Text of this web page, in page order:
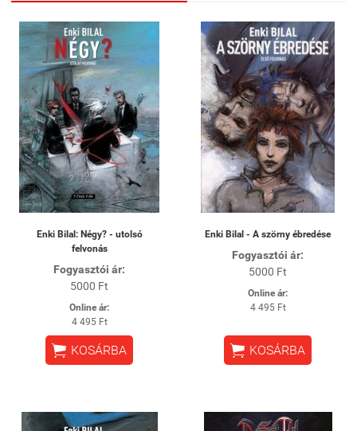
Enki Bilal: Négy? - utolsó
felvonás
Fogyasztói ár:
5000 Ft
Online ár:
4 495 Ft
 KOSÁRBA
Enki Bilal - A szörny ébredése
Fogyasztói ár:
5000 Ft
Online ár:
4 495 Ft
 KOSÁRBA